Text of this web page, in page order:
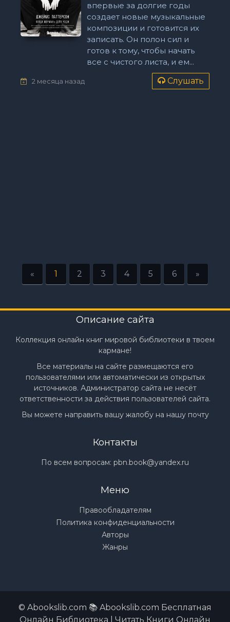
впервые за долгие годы
создает новые музыкальные
композиции и готовится их
записать. Он полон сил и
готов к тому, чтобы начать
все с чистого листа, и ем...
2 месяца назад Слушать
« 1 2 3 4 5 6 »
Описание сайта
Коллекция онлайн книг мировой библиотеки в твоем
кармане!
Все материалы на сайте размещаются его
пользователями или автоматически из открытых
источников. Администратор сайта не несёт
ответственности за действия пользователей сайта.
Вы можете направить вашу жалобу на нашу почту
Контакты
По всем вопросам: pbn.book@yandex.ru
Меню
Правообладателям
Политика конфиденциальности
Авторы
Жанры
© Abookslib.com 📚 Abookslib.com Бесплатная
Онлайн Библиотека | Читать Книги Онлайн